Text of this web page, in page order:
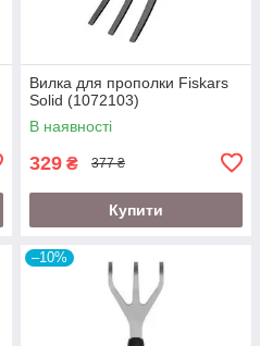
Вилка для прополки Fiskars
Solid (1072103)
В наявності
329 ₴ 377 ₴
Купити
–10%